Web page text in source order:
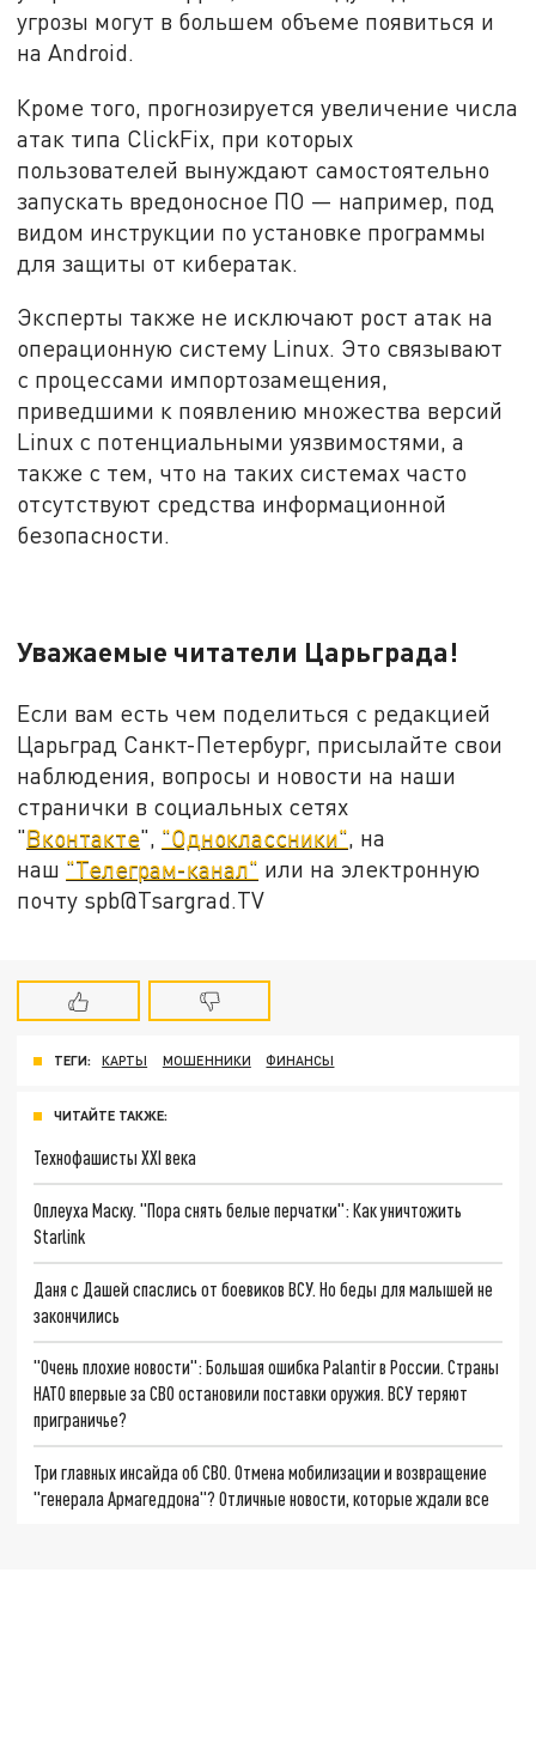
угрозы могут в большем объеме появиться и
на Android.
Кроме того, прогнозируется увеличение числа
атак типа ClickFix, при которых
пользователей вынуждают самостоятельно
запускать вредоносное ПО — например, под
видом инструкции по установке программы
для защиты от кибератак.
Эксперты также не исключают рост атак на
операционную систему Linux. Это связывают
с процессами импортозамещения,
приведшими к появлению множества версий
Linux с потенциальными уязвимостями, а
также с тем, что на таких системах часто
отсутствуют средства информационной
безопасности.
Уважаемые читатели Царьграда!
Если вам есть чем поделиться с редакцией
Царьград Санкт-Петербург, присылайте свои
наблюдения, вопросы и новости на наши
странички в социальных сетях
"Вконтакте", "Одноклассники", на
наш "Телеграм-канал" или на электронную
почту spb@Tsargrad.TV
ТЕГИ: КАРТЫ МОШЕННИКИ ФИНАНСЫ
ЧИТАЙТЕ ТАКЖЕ:
Технофашисты XXI века
Оплеуха Маску. "Пора снять белые перчатки": Как уничтожить
Starlink
Даня с Дашей спаслись от боевиков ВСУ. Но беды для малышей не
закончились
"Очень плохие новости": Большая ошибка Palantir в России. Страны
НАТО впервые за СВО остановили поставки оружия. ВСУ теряют
приграничье?
Три главных инсайда об СВО. Отмена мобилизации и возвращение
"генерала Армагеддона"? Отличные новости, которые ждали все